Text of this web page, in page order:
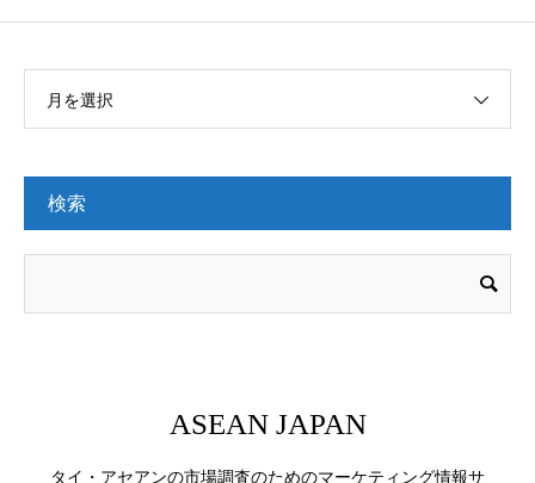
月を選択
検索
ASEAN JAPAN
タイ・アセアンの市場調査のためのマーケティング情報サ